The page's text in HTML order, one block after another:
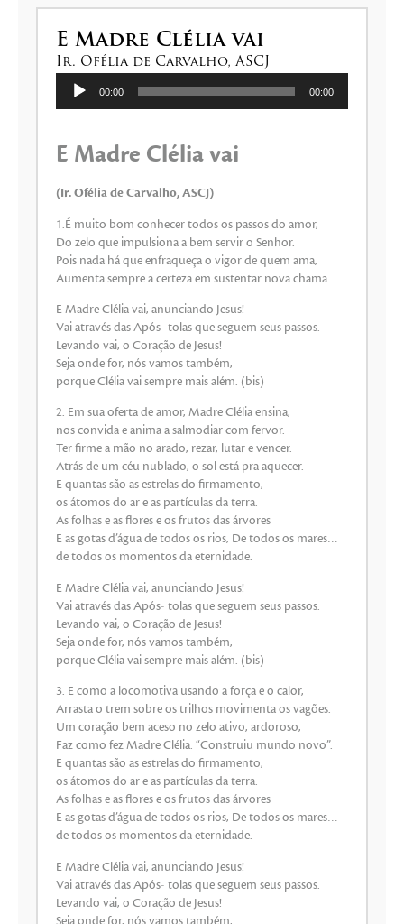
E Madre Clélia vai
Ir. Ofélia de Carvalho, ASCJ
Tocador
00:00 00:00
E Madre Clélia vai
(Ir. Ofélia de Carvalho, ASCJ)
1.É muito bom conhecer todos os passos do amor,
Do zelo que impulsiona a bem servir o Senhor.
Pois nada há que enfraqueça o vigor de quem ama,
Aumenta sempre a certeza em sustentar nova chama
E Madre Clélia vai, anunciando Jesus!
Vai através das Após- tolas que seguem seus passos.
Levando vai, o Coração de Jesus!
Seja onde for, nós vamos também,
porque Clélia vai sempre mais além. (bis)
2. Em sua oferta de amor, Madre Clélia ensina,
nos convida e anima a salmodiar com fervor.
Ter firme a mão no arado, rezar, lutar e vencer.
Atrás de um céu nublado, o sol está pra aquecer.
E quantas são as estrelas do firmamento,
os átomos do ar e as partículas da terra.
As folhas e as flores e os frutos das árvores
E as gotas d’água de todos os rios, De todos os mares…
de todos os momentos da eternidade.
E Madre Clélia vai, anunciando Jesus!
Vai através das Após- tolas que seguem seus passos.
Levando vai, o Coração de Jesus!
Seja onde for, nós vamos também,
porque Clélia vai sempre mais além. (bis)
3. E como a locomotiva usando a força e o calor,
Arrasta o trem sobre os trilhos movimenta os vagões.
Um coração bem aceso no zelo ativo, ardoroso,
Faz como fez Madre Clélia: “Construiu mundo novo”.
E quantas são as estrelas do firmamento,
os átomos do ar e as partículas da terra.
As folhas e as flores e os frutos das árvores
E as gotas d’água de todos os rios, De todos os mares…
de todos os momentos da eternidade.
E Madre Clélia vai, anunciando Jesus!
Vai através das Após- tolas que seguem seus passos.
Levando vai, o Coração de Jesus!